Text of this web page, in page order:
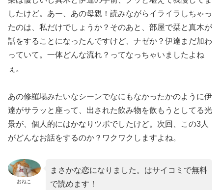
したけど。あー、あの母親！読みながらイライラしちゃっ
たのは、私だけでしょうか？そのあと、部屋で栞と真木が
話をすることになったんですけど、ナゼか？伊達まだ加わ
っていて。一体どんな流れ？ってなっちゃいましたよね
ぇ。
あの修羅場みたいなシーンでなにもなかったかのように伊
達がサラッと座って、出された飲み物を飲もうとしてる光
景が、個人的にはかなりツボでしたけど。次回、この3人
がどんなお話をするのか？ワクワクしますよね。
おねこ
まさかな恋になりました。はサイコミで無料
で読めます！